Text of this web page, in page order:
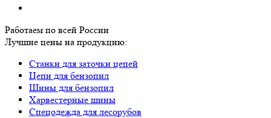
Работаем по всей России
Лучшие цены на продукцию:
Станки для заточки цепей
Цепи для бензопил
Шины для бензопил
Харвестерные шины
Спецодежда для лесорубов